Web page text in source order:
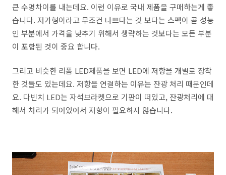
큰 수명차이를 내는데요. 이런 이유로 국내 제품을 구매하는게 좋
습니다. 저가형이라고 무조건 나쁘다는 것 보다는 스펙이 곧 성능
인 부분에서 가격을 낮추기 위해서 생략하는 것보다는 모든 부분
이 포함된 것이 중요 합니다.
그리고 비슷한 리폼 LED제품을 보면 LED에 저항을 개별로 장착
한 것들도 있는데요. 저항을 연결하는 이유는 잔광 처리 때문인데
요. 다빈치 LED는 자석브라켓으로 기판이 떠있고, 잔광처리에 대
해서 처리가 되어있어서 저항이 필요하지 않습니다.